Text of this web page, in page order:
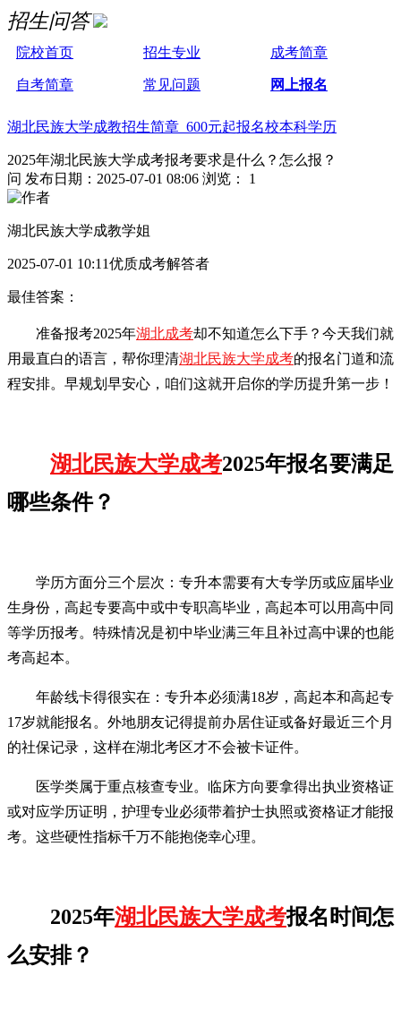
招生问答
院校首页 招生专业 成考简章
自考简章 常见问题 网上报名
湖北民族大学成教招生简章 600元起报名校本科学历
2025年湖北民族大学成考报考要求是什么？怎么报？
问 发布日期：2025-07-01 08:06 浏览： 1
湖北民族大学成教学姐
2025-07-01 10:11优质成考解答者
最佳答案：
准备报考2025年湖北成考却不知道怎么下手？今天我们就
用最直白的语言，帮你理清湖北民族大学成考的报名门道和流
程安排。早规划早安心，咱们这就开启你的学历提升第一步！
湖北民族大学成考2025年报名要满足
哪些条件？
学历方面分三个层次：专升本需要有大专学历或应届毕业
生身份，高起专要高中或中专职高毕业，高起本可以用高中同
等学历报考。特殊情况是初中毕业满三年且补过高中课的也能
考高起本。
年龄线卡得很实在：专升本必须满18岁，高起本和高起专
17岁就能报名。外地朋友记得提前办居住证或备好最近三个月
的社保记录，这样在湖北考区才不会被卡证件。
医学类属于重点核查专业。临床方向要拿得出执业资格证
或对应学历证明，护理专业必须带着护士执照或资格证才能报
考。这些硬性指标千万不能抱侥幸心理。
2025年湖北民族大学成考报名时间怎
么安排？